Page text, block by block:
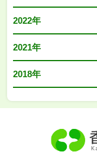
2022年
2021年
2018年